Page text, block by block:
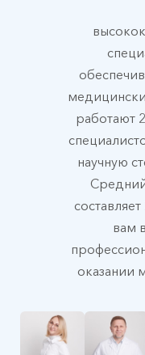
работают
научную
вам
оказании